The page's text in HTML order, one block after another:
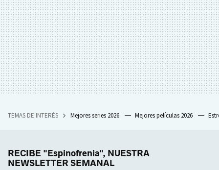
TEMAS DE INTERÉS Mejores series 2026 Mejores películas 2026
RECIBE "Espinofrenia", NUESTRA
NEWSLETTER SEMANAL